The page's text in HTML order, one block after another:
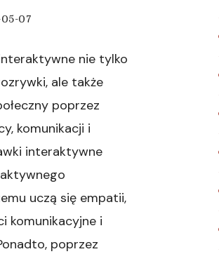
07
nie tylko
ale także
poprzez
komunikacji i
interaktywne
uczą się empatii,
komunikacyjne i
poprzez